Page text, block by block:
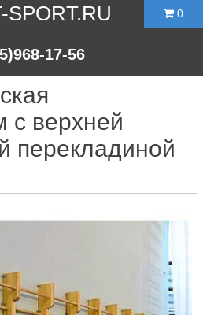
SPORT.RU
17-56
0
с верхней
перекладиной